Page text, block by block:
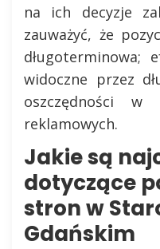
na ich decyzje
zauważyć, że
długoterminowa;
widoczne przez
oszczędności w
reklamowych.
Jakie są
dotyczące
stron w
Gdańskim